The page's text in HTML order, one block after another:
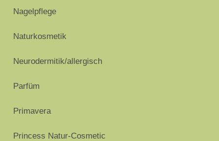
Nagelpflege
Naturkosmetik
Neurodermitik/allergisch
Parfüm
Primavera
Princess Natur-Cosmetic